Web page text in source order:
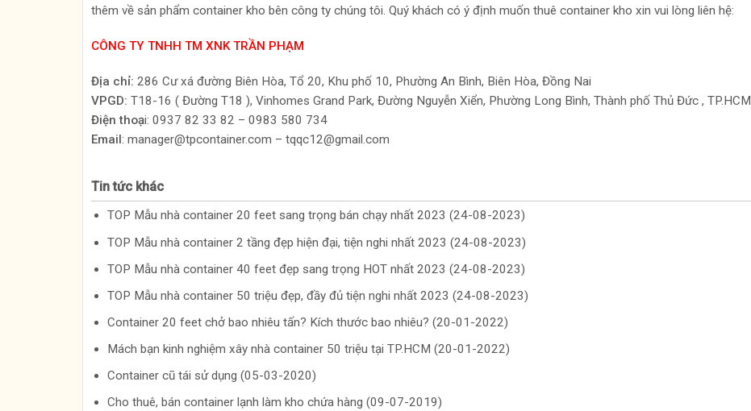
thêm về sản phẩm container kho bên công ty chúng tôi. Quý khách có ý định muốn thuê container kho xin vui lòng liên hệ:
CÔNG TY TNHH TM XNK TRẦN PHẠM
Địa chỉ: 286 Cư xá đường Biên Hòa, Tổ 20, Khu phố 10, Phường An Bình, Biên Hòa, Đồng Nai
VPGD: T18-16 ( Đường T18 ), Vinhomes Grand Park, Đường Nguyễn Xiển, Phường Long Bình, Thành phố Thủ Đức , TP.HCM
Điện thoại: 0937 82 33 82 – 0983 580 734
Email: manager@tpcontainer.com – tqqc12@gmail.com
Tin tức khác
TOP Mẫu nhà container 20 feet sang trọng bán chạy nhất 2023 (24-08-2023)
TOP Mẫu nhà container 2 tầng đẹp hiện đại, tiện nghi nhất 2023 (24-08-2023)
TOP Mẫu nhà container 40 feet đẹp sang trọng HOT nhất 2023 (24-08-2023)
TOP Mẫu nhà container 50 triệu đẹp, đầy đủ tiện nghi nhất 2023 (24-08-2023)
Container 20 feet chở bao nhiêu tấn? Kích thước bao nhiêu? (20-01-2022)
Mách bạn kinh nghiệm xây nhà container 50 triệu tại TP.HCM (20-01-2022)
Container cũ tái sử dụng (05-03-2020)
Cho thuê, bán container lạnh làm kho chứa hàng (09-07-2019)